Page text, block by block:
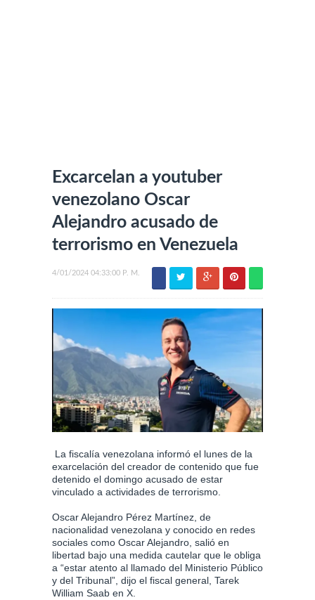
Excarcelan a youtuber
venezolano Oscar
Alejandro acusado de
terrorismo en Venezuela
4/01/2024 04:33:00 P. M.
La fiscalía venezolana informó el lunes de la
exarcelación del creador de contenido que fue
detenido el domingo acusado de estar
vinculado a actividades de terrorismo.
Oscar Alejandro Pérez Martínez, de
nacionalidad venezolana y conocido en redes
sociales como Oscar Alejandro, salió en
libertad bajo una medida cautelar que le obliga
a “estar atento al llamado del Ministerio Público
y del Tribunal”, dijo el fiscal general, Tarek
William Saab en X.